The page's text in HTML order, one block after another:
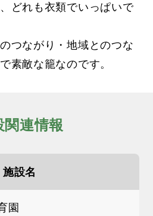
どれも衣類でいっぱいで
つながり・地域とのつな
素敵な籠なのです。
関連情報
施設名
園